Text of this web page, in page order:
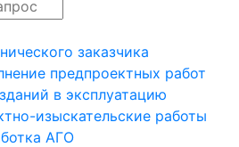
заказчика
предпроектных работ
в эксплуатацию
изыскательские работы
АГО